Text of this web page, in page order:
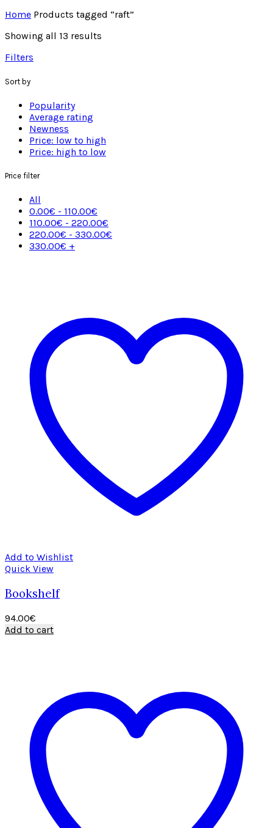
Home Products tagged “raft”
Showing all 13 results
Filters
Sort by
Popularity
Average rating
Newness
Price: low to high
Price: high to low
Price filter
All
0.00€ - 110.00€
110.00€ - 220.00€
220.00€ - 330.00€
330.00€ +
Add to Wishlist
Quick View
Bookshelf
94.00€
Add to cart